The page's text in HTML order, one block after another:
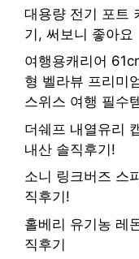
대용량 전기 포트
기, 써보니 좋아요
여행용캐리어
형 벨라뷰 프리미
스위스 여행 필수
더쉐프 내열유리
내산 솔직후기!
소니 링크버즈 스
직후기!
홀베리 유기농 레
직후기